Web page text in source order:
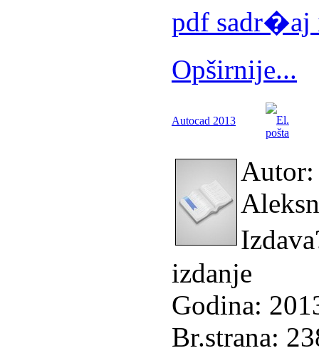
pdf sadr�aj
Opširnije...
Autocad 2013
izdanje
Godina:
Br.strana: